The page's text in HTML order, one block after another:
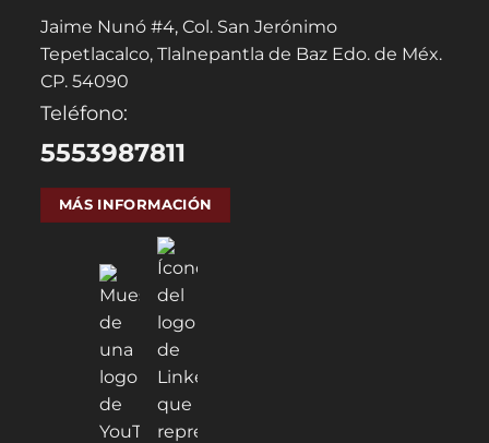
Jaime Nunó #4, Col. San Jerónimo
Tepetlacalco, Tlalnepantla de Baz Edo. de Méx.
CP. 54090
Teléfono:
5553987811
MÁS INFORMACIÓN